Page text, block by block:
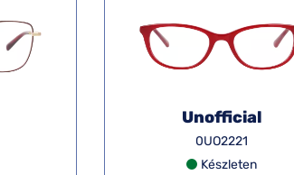
Unofficial
0UO2221
Készleten